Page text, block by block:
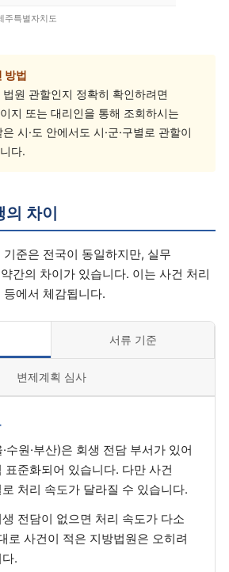
주특별자치도
방법
원 관할인지 정확히 확인하려면
지 또는 대리인을 통해 조회하시는
시·도 안에서도 시·군·구별로 관할이
다.
의 차이
준은 전국이 동일하지만, 실무
간의 차이가 있습니다. 이는 사건 처리
에서 체감됩니다.
서류 기준
변제계획 심사
수원·부산)은 회생 전담 부서가 있어
표준화되어 있습니다. 다만 사건
처리 속도가 달라질 수 있습니다.
전담이 없으면 처리 속도가 다소
로 사건이 적은 지방법원은 오히려
.